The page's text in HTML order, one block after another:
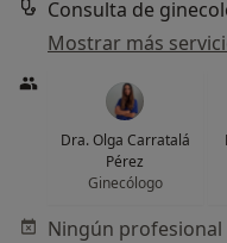
Mostrar más
Dra. Olga Carratalá
Pérez
Ginecólogo